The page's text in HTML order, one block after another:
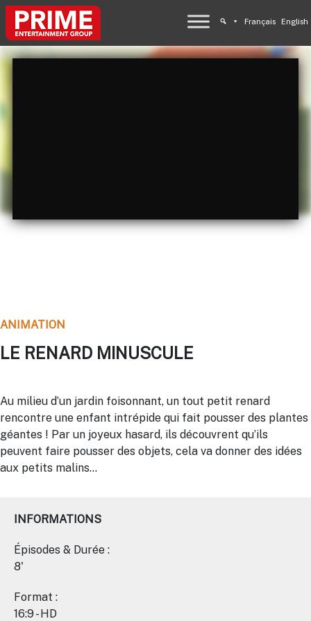
Français English
ANIMATION
LE RENARD MINUSCULE
Au milieu d’un jardin foisonnant, un tout petit renard
rencontre une enfant intrépide qui fait pousser des plantes
géantes ! Par un joyeux hasard, ils découvrent qu’ils
peuvent faire pousser des objets, cela va donner des idées
aux petits malins…
INFORMATIONS
Épisodes & Durée :
8'
Format :
16:9 - HD